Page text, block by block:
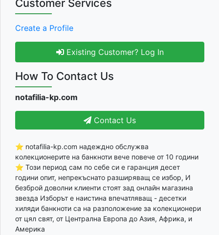
Customer Services
Create a Profile
Existing Customer? Log In
How To Contact Us
notafilia-kp.com
Contact Us
⭐ notafilia-kp.com надеждно обслужва
колекционерите на банкноти вече повече от 10 години
⭐ Този период сам по себе си е гаранция десет
години опит, непрекъснато разширяващ се избор, И
безброй доволни клиенти стоят зад онлайн магазина
звезда Изборът е наистина впечатляващ - десетки
хиляди банкноти са на разположение за колекционери
от цял свят, от Централна Европа до Азия, Африка, и
Америка